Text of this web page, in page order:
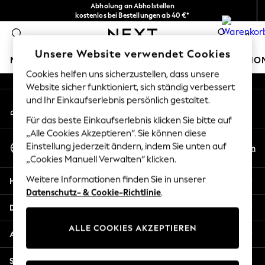
Abholung an Abholstellen
kostenlos bei Bestellungen ab 40 €*
Problemlose Rückgaben*
0
MÄDCHEN JUNGEN BABY DAMEN HERREN
GIRLS
New In
New in from Next
New In
Trending: Top & Short Sets
Trending: Clogs
Toy Story
THE SET
116 - 134cm
140 - 174cm
All Clothing
An error occurred on client
Unsere sozialen Netzwerke
Mein Konto
Melden Sie sich bei Ihrem Konto an
Sprache Auswählen
Deutsch
En
Hilfe
Datenschutz und Rechtliches
Abteilungen
Sonstige Dienstleistungen
Unsere Website verwendet Cookies
Cookies helfen uns sicherzustellen, dass unsere
Website sicher funktioniert, sich ständig verbessert
und Ihr Einkaufserlebnis persönlich gestaltet.
Für das beste Einkaufserlebnis klicken Sie bitte auf
„Alle Cookies Akzeptieren“. Sie können diese
Einstellung jederzeit ändern, indem Sie unten auf
„Cookies Manuell Verwalten“ klicken.
Weitere Informationen finden Sie in unserer
Datenschutz- & Cookie-Richtlinie.
ALLE COOKIES AKZEPTIEREN